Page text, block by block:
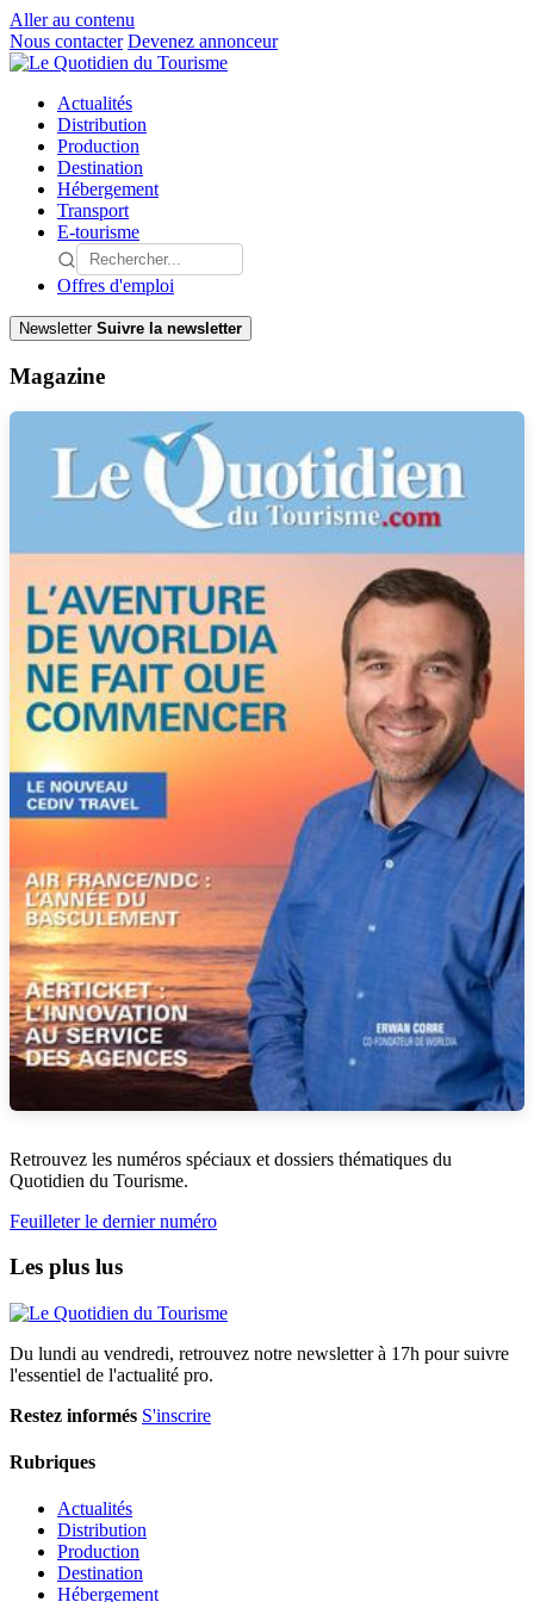
Aller au contenu
Nous contacter Devenez annonceur
Actualités
Distribution
Production
Destination
Hébergement
Transport
E-tourisme
Offres d'emploi
Newsletter Suivre la newsletter
Magazine
Retrouvez les numéros spéciaux et dossiers thématiques du
Quotidien du Tourisme.
Feuilleter le dernier numéro
Les plus lus
Du lundi au vendredi, retrouvez notre newsletter à 17h pour suivre
l'essentiel de l'actualité pro.
Restez informés S'inscrire
Rubriques
Actualités
Distribution
Production
Destination
Hébergement